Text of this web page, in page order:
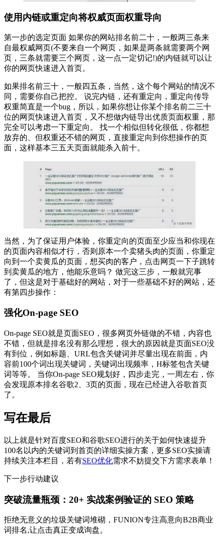
使用内链或重定向将权威页面权重导向
第一步的选定页面 如果你的网站排名前二十，一般两三条来
自最权威网页(不要来自一个网页，如果是两条就需要两个网
页，三条就需要三个网页，这一点一定切记!)的内链就可以让
你的网页快速进入首页。
如果排名前三十，一般四五条，当然，这个每个网站的情况不
同，需要你自己把控。 说完内链，还有重定向，重定向传导
权重简直是一个bug，所以，如果你想让你某个排名前二三十
位的网页快速进入首页，又不想做内链导出优质页面权重，那
完全可以考虑一下重定向。 找一个相似但转化很低，你都想
放弃的、但权重还不错的网页，直接重定向到你想操作的页
面，这样基本三五天页面就能杀入前十。
当然，为了保证用户体验，你重定向的页面至少应当和你现在
的页面内容相似才行，否则原本一个卖猪头肉的页面，你重定
向到一个卖黄瓜的页面，想买肉的客户，点击网页一下子跳转
到卖黄瓜的地方，他能乐意吗？ 做完这三步，一般就完事
了，但这是对于基础好的网站，对于一些基础不好的网站，还
有第四步操作：
强化On-page SEO
On-page SEO就是页面SEO，很多网页外链做的不错，内容也
不错，但就是排名没有那么理想，很大的原因就是页面SEO没
有到位，例如标题、URL包含关键词并尽量出现在前面，内
容前100个词出现关键词，关键词出现频率，H标签包含关键
词等等。 当你On-page SEO规划好，四步走完，一周左右，你
会发现原本排名谷歌2、3页的页面，现在已经进入谷歌首页
了。
写在最后
以上就是针对百度SEO和谷歌SEO进行的关于如何快速提升
100名以内的关键词到首页的详细实操方案，更多SEO实操请
持续关注本栏目，若有SEO优化需求不妨提交下方需求表单！
下一步行动建议
突破流量瓶颈：20+ 实战案例验证的 SEO 策略
拒绝无意义的垃圾关键词堆砌，FUNION专注高意向B2B商业
词排名,让点击真正变成询盘。